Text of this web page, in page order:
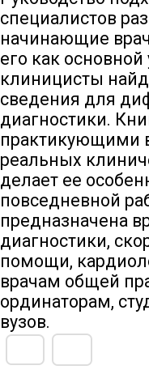
специалистов
начинающие
его как
клиницисты
сведения для
диагностики.
практикующими
реальных
делает ее
повседневной
предназначена
диагностики,
помощи,
врачам общей
ординаторам,
вузов.